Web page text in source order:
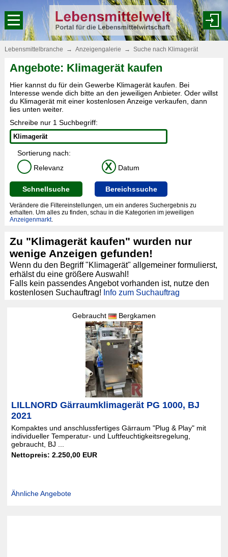
Lebensmittelbranche → Anzeigengalerie → Suche nach Klimagerät
Angebote: Klimagerät kaufen
Hier kannst du für dein Gewerbe Klimagerät kaufen. Bei
Interesse wende dich bitte an den jeweiligen Anbieter. Oder willst
du Klimagerät mit einer kostenlosen Anzeige verkaufen, dann
lies unten weiter.
Schreibe nur 1 Suchbegriff:
Sortierung nach:
Relevanz
X Datum
Schnellsuche Bereichssuche
Verändere die Filtereinstellungen, um ein anderes Suchergebnis zu
erhalten. Um alles zu finden, schau in die Kategorien im jeweiligen
Anzeigenmarkt.
Zu "Klimagerät kaufen" wurden nur
wenige Anzeigen gefunden!
Wenn du den Begriff "Klimagerät" allgemeiner formulierst,
erhälst du eine größere Auswahl!
Falls kein passendes Angebot vorhanden ist, nutze den
kostenlosen Suchauftrag! Info zum Suchauftrag
Gebraucht Bergkamen
LILLNORD Gärraumklimagerät PG 1000, BJ
2021
Kompaktes und anschlussfertiges Gärraum "Plug & Play" mit
individueller Temperatur- und Luftfeuchtigkeitsregelung,
gebraucht, BJ ...
Nettopreis: 2.250,00 EUR
Ähnliche Angebote